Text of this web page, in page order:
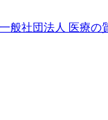
一般社団法人 医療の